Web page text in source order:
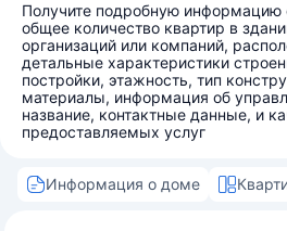
Получите подробную информацию
общее количество квартир в
организаций или компаний,
детальные характеристики
постройки, этажность, тип
материалы, информация об
название, контактные данные, и
предоставляемых услуг
Информация о доме